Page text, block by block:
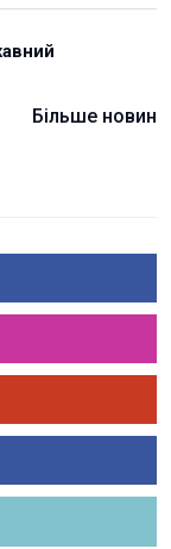
Більше новин